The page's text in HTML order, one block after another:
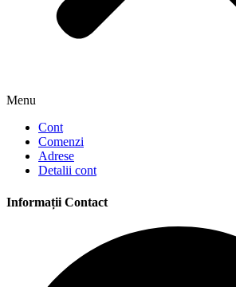
Menu
Cont
Comenzi
Adrese
Detalii cont
Informații Contact